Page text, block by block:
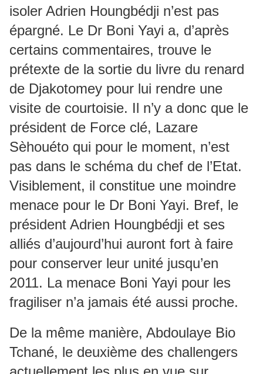
isoler Adrien Houngbédji n’est pas
épargné. Le Dr Boni Yayi a, d’après
certains commentaires, trouve le
prétexte de la sortie du livre du renard
de Djakotomey pour lui rendre une
visite de courtoisie. Il n’y a donc que le
président de Force clé, Lazare
Sèhouéto qui pour le moment, n’est
pas dans le schéma du chef de l’Etat.
Visiblement, il constitue une moindre
menace pour le Dr Boni Yayi. Bref, le
président Adrien Houngbédji et ses
alliés d’aujourd’hui auront fort à faire
pour conserver leur unité jusqu’en
2011. La menace Boni Yayi pour les
fragiliser n’a jamais été aussi proche.
De la même manière, Abdoulaye Bio
Tchané, le deuxième des challengers